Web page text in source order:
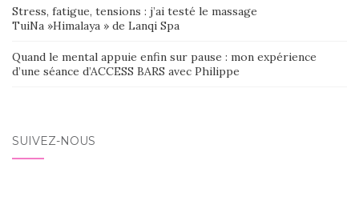
Stress, fatigue, tensions : j’ai testé le massage
TuiNa »Himalaya » de Lanqi Spa
Quand le mental appuie enfin sur pause : mon expérience
d’une séance d’ACCESS BARS avec Philippe
SUIVEZ-NOUS